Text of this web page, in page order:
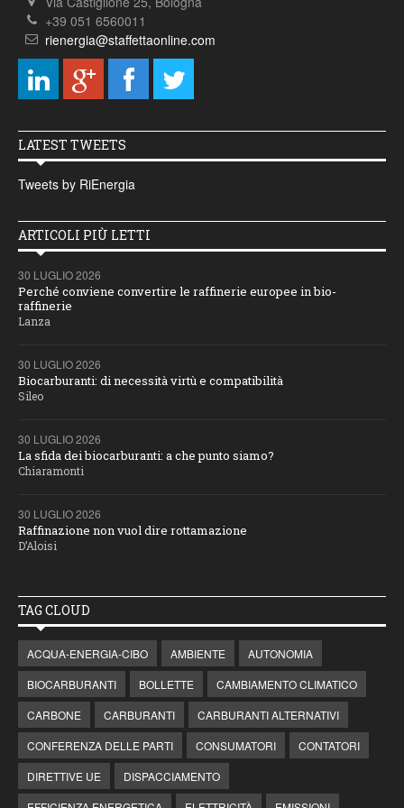
+39 051 6560011
rienergia@staffettaonline.com
LATEST TWEETS
Tweets by RiEnergia
ARTICOLI PIÙ LETTI
30 LUGLIO 2026
Perché conviene convertire le raffinerie europee in bio-
raffinerie
Lanza
30 LUGLIO 2026
Biocarburanti: di necessità virtù e compatibilità
Sileo
30 LUGLIO 2026
La sfida dei biocarburanti: a che punto siamo?
Chiaramonti
30 LUGLIO 2026
Raffinazione non vuol dire rottamazione
D’Aloisi
TAG CLOUD
ACQUA-ENERGIA-CIBO AMBIENTE
AUTONOMIA
BIOCARBURANTI
BOLLETTE
CAMBIAMENTO CLIMATICO
CARBONE
CARBURANTI
CARBURANTI ALTERNATIVI
CONFERENZA DELLE PARTI
CONSUMATORI
CONTATORI
DIRETTIVE UE
DISPACCIAMENTO